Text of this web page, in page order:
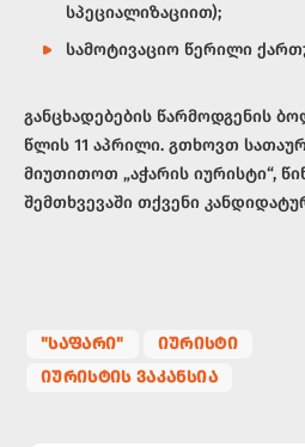
სპეციალიზაციით);
სამოტივაციო წერილი
განცხადებების წარმოდგენის
წლის 11 აპრილი. გთხოვთ
მიუთითოთ „აჭარის იურისტი“,
შემთხვევაში თქვენი
"ᲡᲐᲤᲐᲠᲘ"
ᲘᲣᲠᲘᲡᲢᲘ
ᲘᲣᲠᲘᲡᲢᲘᲡ ᲕᲐᲙᲐᲜᲡᲘᲐ